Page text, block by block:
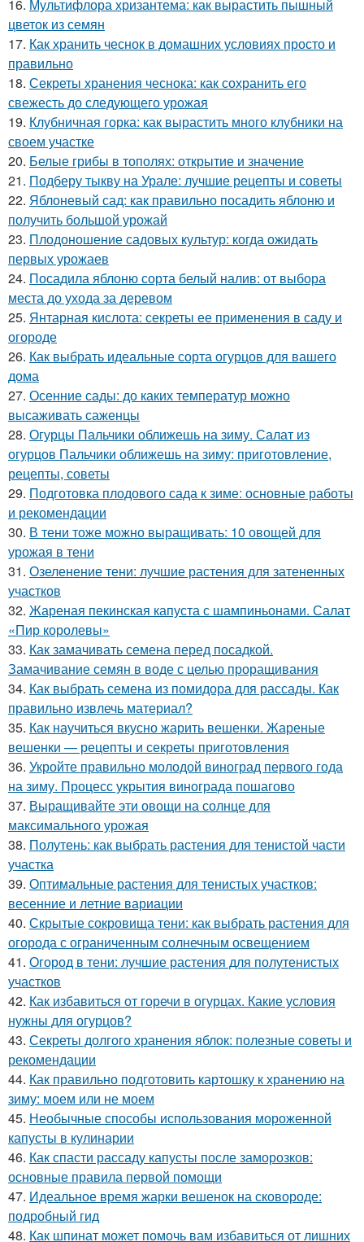
16. Мультифлора хризантема: как вырастить пышный
цветок из семян
17. Как хранить чеснок в домашних условиях просто и
правильно
18. Секреты хранения чеснока: как сохранить его
свежесть до следующего урожая
19. Клубничная горка: как вырастить много клубники на
своем участке
20. Белые грибы в тополях: открытие и значение
21. Подберу тыкву на Урале: лучшие рецепты и советы
22. Яблоневый сад: как правильно посадить яблоню и
получить большой урожай
23. Плодоношение садовых культур: когда ожидать
первых урожаев
24. Посадила яблоню сорта белый налив: от выбора
места до ухода за деревом
25. Янтарная кислота: секреты ее применения в саду и
огороде
26. Как выбрать идеальные сорта огурцов для вашего
дома
27. Осенние сады: до каких температур можно
высаживать саженцы
28. Огурцы Пальчики оближешь на зиму. Салат из
огурцов Пальчики оближешь на зиму: приготовление,
рецепты, советы
29. Подготовка плодового сада к зиме: основные работы
и рекомендации
30. В тени тоже можно выращивать: 10 овощей для
урожая в тени
31. Озеленение тени: лучшие растения для затененных
участков
32. Жареная пекинская капуста с шампиньонами. Салат
«Пир королевы»
33. Как замачивать семена перед посадкой.
Замачивание семян в воде с целью проращивания
34. Как выбрать семена из помидора для рассады. Как
правильно извлечь материал?
35. Как научиться вкусно жарить вешенки. Жареные
вешенки — рецепты и секреты приготовления
36. Укройте правильно молодой виноград первого года
на зиму. Процесс укрытия винограда пошагово
37. Выращивайте эти овощи на солнце для
максимального урожая
38. Полутень: как выбрать растения для тенистой части
участка
39. Оптимальные растения для тенистых участков:
весенние и летние вариации
40. Скрытые сокровища тени: как выбрать растения для
огорода с ограниченным солнечным освещением
41. Огород в тени: лучшие растения для полутенистых
участков
42. Как избавиться от горечи в огурцах. Какие условия
нужны для огурцов?
43. Секреты долгого хранения яблок: полезные советы и
рекомендации
44. Как правильно подготовить картошку к хранению на
зиму: моем или не моем
45. Необычные способы использования мороженной
капусты в кулинарии
46. Как спасти рассаду капусты после заморозков:
основные правила первой помощи
47. Идеальное время жарки вешенок на сковороде:
подробный гид
48. Как шпинат может помочь вам избавиться от лишних